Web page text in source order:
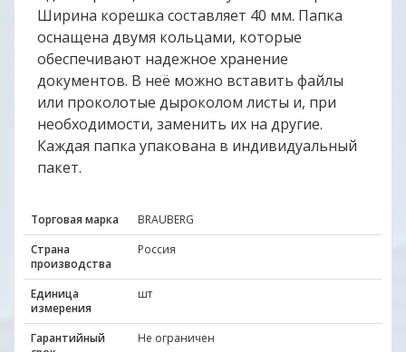
Ширина корешка составляет 40 мм. Папка
оснащена двумя кольцами, которые
обеспечивают надежное хранение
документов. В неё можно вставить файлы
или проколотые дыроколом листы и, при
необходимости, заменить их на другие.
Каждая папка упакована в индивидуальный
пакет.
Торговая марка
BRAUBERG
Страна
производства
Россия
Единица
измерения
шт
Гарантийный
Не ограничен